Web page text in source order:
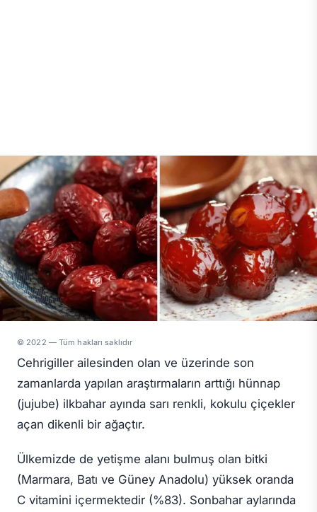
© 2022 — Tüm hakları saklıdır
Cehrigiller ailesinden olan ve üzerinde son
zamanlarda yapılan araştırmaların arttığı hünnap
(jujube) ilkbahar ayında sarı renkli, kokulu çiçekler
açan dikenli bir ağaçtır.
Ülkemizde de yetişme alanı bulmuş olan bitki
(Marmara, Batı ve Güney Anadolu) yüksek oranda
C vitamini içermektedir (%83). Sonbahar aylarında